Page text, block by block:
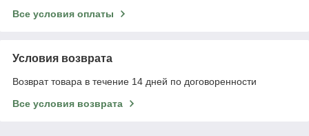
Все условия оплаты
Условия возврата
Возврат товара в течение 14 дней по договоренности
Все условия возврата